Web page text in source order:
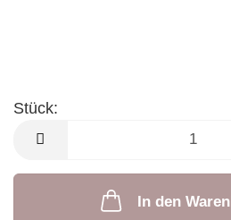
Stück:
Stück
In den